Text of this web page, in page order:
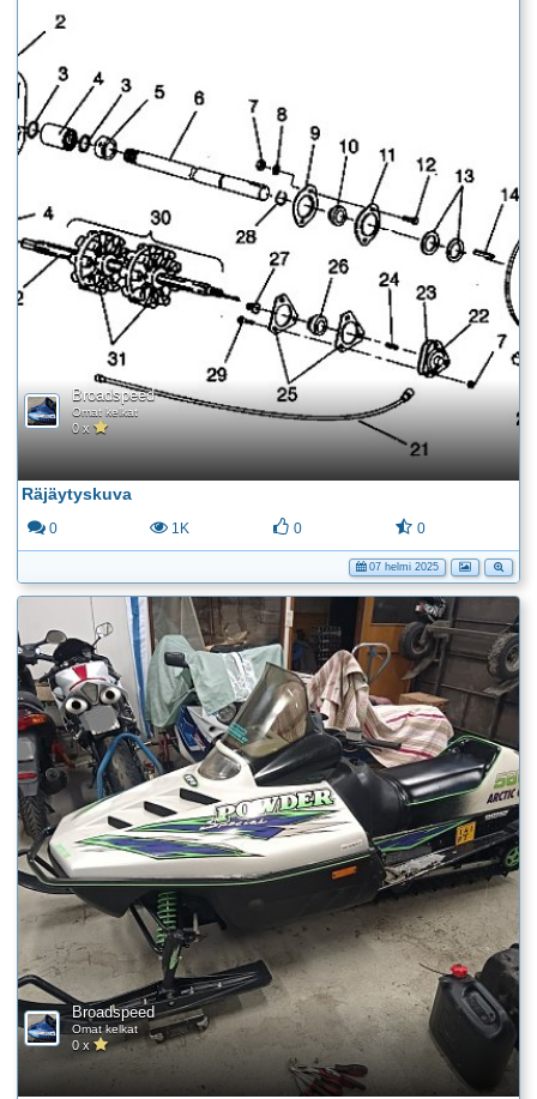
Broadspeed
Omat kelkat
0 x
Räjäytyskuva
0 1K 0 0
07 helmi 2025
Broadspeed
Omat kelkat
0 x